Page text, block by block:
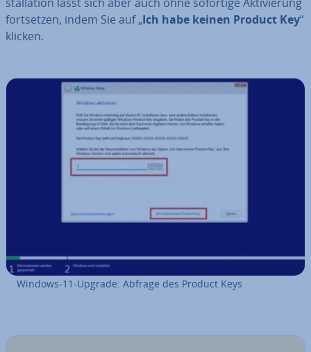
fort­set­zen, indem Sie auf „Ich habe keinen Product Key“
klicken.
Windows-11-Upgrade: Abfrage des Product Keys